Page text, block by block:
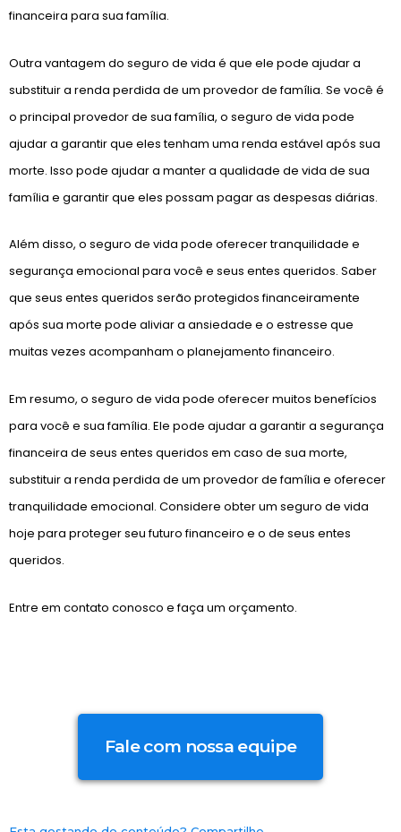
financeira para sua família.
Outra vantagem do seguro de vida é que ele pode ajudar a
substituir a renda perdida de um provedor de família. Se você é
o principal provedor de sua família, o seguro de vida pode
ajudar a garantir que eles tenham uma renda estável após sua
morte. Isso pode ajudar a manter a qualidade de vida de sua
família e garantir que eles possam pagar as despesas diárias.
Além disso, o seguro de vida pode oferecer tranquilidade e
segurança emocional para você e seus entes queridos. Saber
que seus entes queridos serão protegidos financeiramente
após sua morte pode aliviar a ansiedade e o estresse que
muitas vezes acompanham o planejamento financeiro.
Em resumo, o seguro de vida pode oferecer muitos benefícios
para você e sua família. Ele pode ajudar a garantir a segurança
financeira de seus entes queridos em caso de sua morte,
substituir a renda perdida de um provedor de família e oferecer
tranquilidade emocional. Considere obter um seguro de vida
hoje para proteger seu futuro financeiro e o de seus entes
queridos.
Entre em contato conosco e faça um orçamento.
Fale com nossa equipe